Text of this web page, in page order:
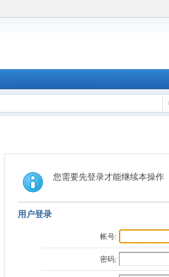
您需要先登录才能继续本操作
用户登录
帐号:
密码: